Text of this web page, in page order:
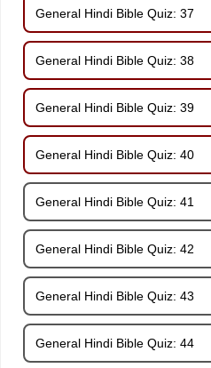
General Hindi Bible Quiz: 37
General Hindi Bible Quiz: 38
General Hindi Bible Quiz: 39
General Hindi Bible Quiz: 40
General Hindi Bible Quiz: 41
General Hindi Bible Quiz: 42
General Hindi Bible Quiz: 43
General Hindi Bible Quiz: 44